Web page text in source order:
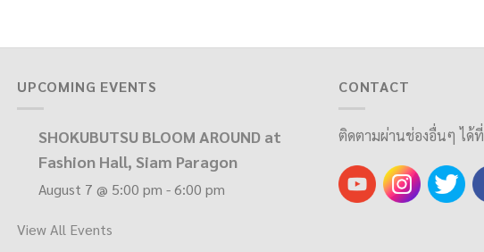
UPCOMING EVENTS
SHOKUBUTSU BLOOM AROUND at
Fashion Hall, Siam Paragon
August 7 @ 5:00 pm -6:00 pm
View All Events
CONTACT
ติดตามผ่านช่องอื่นๆ ได้ที่